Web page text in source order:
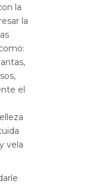
la
la
el
vela